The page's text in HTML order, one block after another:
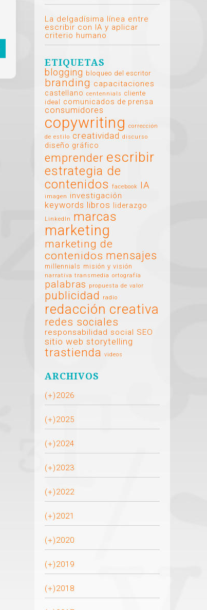
La delgadísima línea entre
escribir con IA y aplicar
criterio humano
ETIQUETAS
blogging bloqueo del escritor
branding capacitaciones
castellano centennials cliente
ideal
comunicados de prensa
consumidores
copywriting
corrección
de estilo creatividad discurso
diseño gráfico
emprender escribir
estrategia de
contenidos
facebook IA
imagen investigación
keywords libros liderazgo
LinkedIn marcas
marketing
marketing de
contenidos mensajes
millennials misión y visión
narrativa transmedia ortografía
palabras propuesta de valor
publicidad radio
redacción creativa
redes sociales
responsabilidad social SEO
sitio web storytelling
trastienda videos
ARCHIVOS
(+)2026
(+)2025
(+)2024
(+)2023
(+)2022
(+)2021
(+)2020
(+)2019
(+)2018